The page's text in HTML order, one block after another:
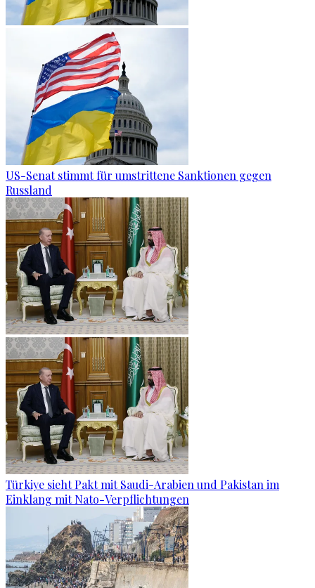
US-Senat stimmt für umstrittene Sanktionen gegen
Russland
Türkiye sieht Pakt mit Saudi-Arabien und Pakistan im
Einklang mit Nato-Verpflichtungen